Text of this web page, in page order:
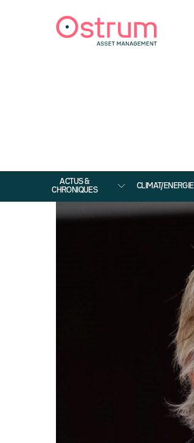
ACTUS &
CHRONIQUES
CLIMAT/ENERGIE